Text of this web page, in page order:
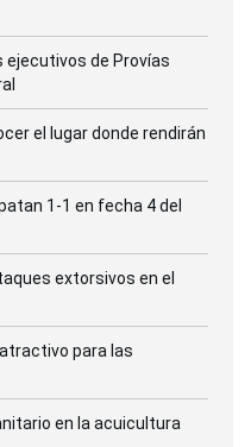
ejecutivos de Provías
el lugar donde rendirán
1-1 en fecha 4 del
extorsivos en el
para las
en la acuicultura